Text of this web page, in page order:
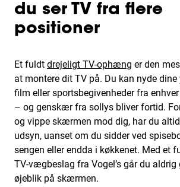
du ser TV fra flere
positioner
Et fuldt drejeligt TV-ophæng er den
at montere dit TV på. Du kan nyde dine
film eller sportsbegivenheder fra
– og genskær fra sollys bliver fortid.
og vippe skærmen mod dig, har du
udsyn, uanset om du sidder ved
sengen eller endda i køkkenet. Med et
TV-vægbeslag fra Vogel’s går du
øjeblik på skærmen.